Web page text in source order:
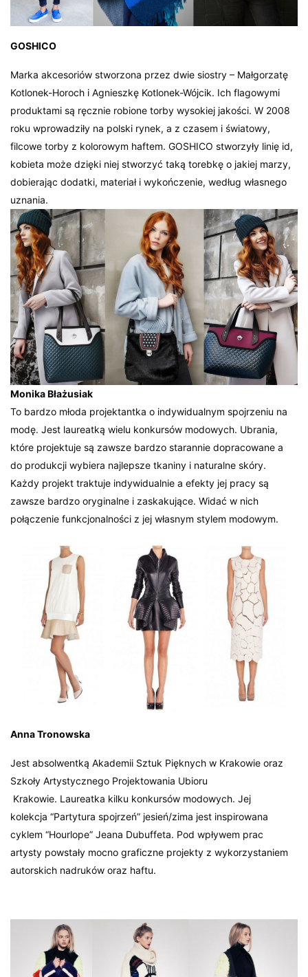
GOSHICO
Marka akcesoriów stworzona przez dwie siostry – Małgorzatę
Kotlonek-Horoch i Agnieszkę Kotlonek-Wójcik. Ich flagowymi
produktami są ręcznie robione torby wysokiej jakości. W 2008
roku wprowadziły na polski rynek, a z czasem i światowy,
filcowe torby z kolorowym haftem. GOSHICO stworzyły linię id,
kobieta może dzięki niej stworzyć taką torebkę o jakiej marzy,
dobierając dodatki, materiał i wykończenie, według własnego
uznania.
Monika Błażusiak
To bardzo młoda projektantka o indywidualnym spojrzeniu na
modę. Jest laureatką wielu konkursów modowych. Ubrania,
które projektuje są zawsze bardzo starannie dopracowane a
do produkcji wybiera najlepsze tkaniny i naturalne skóry.
Każdy projekt traktuje indywidualnie a efekty jej pracy są
zawsze bardzo oryginalne i zaskakujące. Widać w nich
połączenie funkcjonalności z jej własnym stylem modowym.
Anna Tronowska
Jest absolwentką Akademii Sztuk Pięknych w Krakowie oraz
Szkoły Artystycznego Projektowania Ubioru
Krakowie. Laureatka kilku konkursów modowych. Jej
kolekcja “Partytura spojrzeń” jesień/zima jest inspirowana
cyklem “Hourlope” Jeana Dubuffeta. Pod wpływem prac
artysty powstały mocno graficzne projekty z wykorzystaniem
autorskich nadruków oraz haftu.